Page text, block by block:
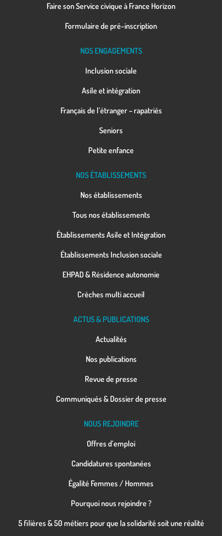
Faire son Service civique à France Horizon
Formulaire de pré-inscription
NOS ENGAGEMENTS
Inclusion sociale
Asile et intégration
Français de l’étranger – rapatriés
Seniors
Petite enfance
NOS ÉTABLISSEMENTS
Nos établissements
Tous nos établissements
Établissements Asile et Intégration
Établissements Inclusion sociale
EHPAD & Résidence autonomie
Crèches multi accueil
ACTUS & PUBLICATIONS
Actualités
Nos publications
Revue de presse
Communiqués & Dossier de presse
NOUS REJOINDRE
Offres d’emploi
Candidatures spontanées
Égalité Femmes / Hommes
Pourquoi nous rejoindre ?
5 filières & 50 métiers pour que la solidarité soit une réalité